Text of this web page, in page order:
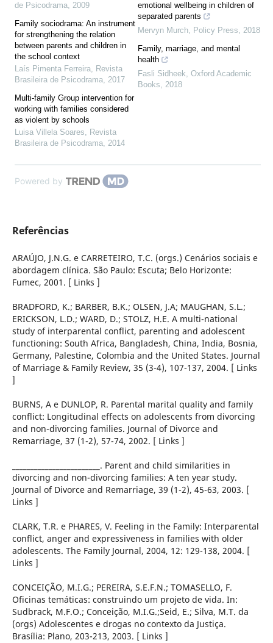
de Psicodrama, 2009
Family sociodrama: An instrument
for strengthening the relation
between parents and children in
the school context
Laís Pimenta Ferreira, Revista
Brasileira de Psicodrama, 2017
Multi-family Group intervention for
working with families considered
as violent by schools
Luisa Villela Soares, Revista
Brasileira de Psicodrama, 2014
emotional wellbeing in children of
separated parents
Mervyn Murch, Policy Press, 2018
Family, marriage, and mental
health
Fasli Sidheek, Oxford Academic
Books, 2018
Powered by
Referências
ARAÚJO, J.N.G. e CARRETEIRO, T.C. (orgs.) Cenários sociais e
abordagem clínica. São Paulo: Escuta; Belo Horizonte:
Fumec, 2001. [ Links ]
BRADFORD, K.; BARBER, B.K.; OLSEN, J.A; MAUGHAN, S.L.;
ERICKSON, L.D.; WARD, D.; STOLZ, H.E. A multi-national
study of interparental conflict, parenting and adolescent
functioning: South Africa, Bangladesh, China, India, Bosnia,
Germany, Palestine, Colombia and the United States. Journal
of Marriage & Family Review, 35 (3-4), 107-137, 2004. [ Links
]
BURNS, A e DUNLOP, R. Parental marital quality and family
conflict: Longitudinal effects on adolescents from divorcing
and non-divorcing families. Journal of Divorce and
Remarriage, 37 (1-2), 57-74, 2002. [ Links ]
________________________. Parent and child similarities in
divorcing and non-divorcing families: A ten year study.
Journal of Divorce and Remarriage, 39 (1-2), 45-63, 2003. [
Links ]
CLARK, T.R. e PHARES, V. Feeling in the Family: Interparental
conflict, anger and expressiveness in families with older
adolescents. The Family Journal, 2004, 12: 129-138, 2004. [
Links ]
CONCEIÇÃO, M.I.G.; PEREIRA, S.E.F.N.; TOMASELLO, F.
Oficinas temáticas: construindo um projeto de vida. In:
Sudbrack, M.F.O.; Conceição, M.I.G.;Seid, E.; Silva, M.T. da
(orgs) Adolescentes e drogas no contexto da Justiça.
Brasília: Plano, 203-213, 2003. [ Links ]